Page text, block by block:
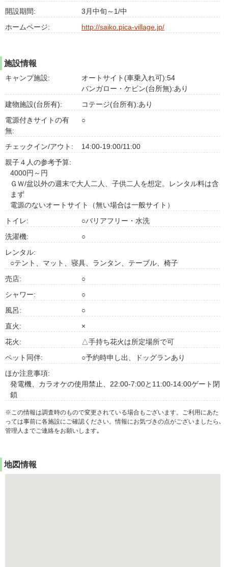
開設期間:
3月中旬～1/中
ホームページ:
http://saiko.pica-village.jp/
施設情報
キャンプ施設:
オートサイト(車乗入れ可):54
バンガロー・ケビン(台所無):あり
建物施設(台所有):
コテージ(台所有):あり
電源付きサイトの有
無:
○
チェックイン/アウト:
14:00-19:00/11:00
親子４人の参考予算:
4000円～円
ＧＷ/盆以外の週末で大人二人、子供二人を想定。レンタル料は含
まず
電源のないオートサイト（無い場合は一般サイト）
トイレ:
○バリアフリー・水洗
洗濯機:
○
レンタル:
○テント、マット、寝具、ランタン、テーブル、椅子
売店:
○
シャワー:
○
風呂:
○
直火:
×
花火:
△手持ち花火は所定場所で可
ペット同伴:
○予約時申し出、ドッグランあり
ほか注意事項:
発電機、カラオケの使用禁止、22:00-7:00と11:00-14:00ゲート閉
鎖
※この情報は調査時のもので変更されている場合もございます。ご利用にあた
っては事前に各施設にご確認ください。情報にお気づきの点がございましたら､
管理人までご連絡をお願いします｡
地図情報